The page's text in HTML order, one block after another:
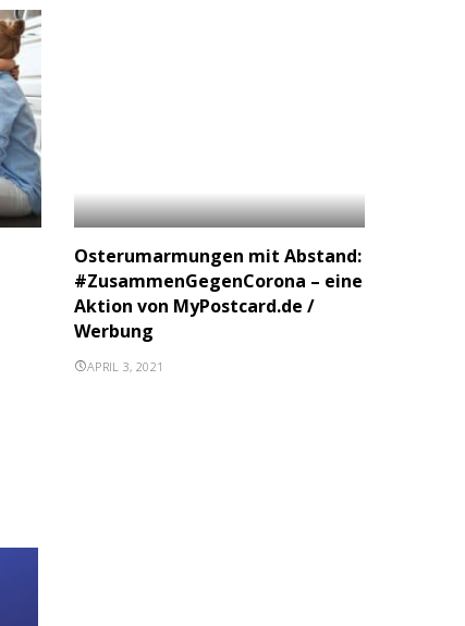
Osterumarmungen mit Abstand:
#ZusammenGegenCorona – eine
Aktion von MyPostcard.de /
Werbung
APRIL 3, 2021